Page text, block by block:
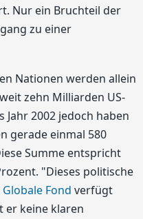
Nur ein Bruchteil der
zu einer
Nationen werden allein
zehn Milliarden US-
2002 jedoch haben
gerade einmal 580
Summe entspricht
"Dieses politische
Globale Fond verfügt
er keine klaren